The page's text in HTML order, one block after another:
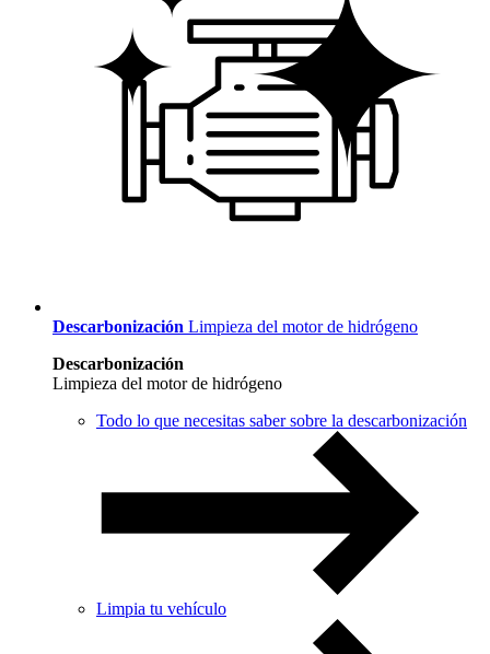
Descarbonización Limpieza del motor de hidrógeno
Descarbonización
Limpieza del motor de hidrógeno
Todo lo que necesitas saber sobre la descarbonización
Limpia tu vehículo